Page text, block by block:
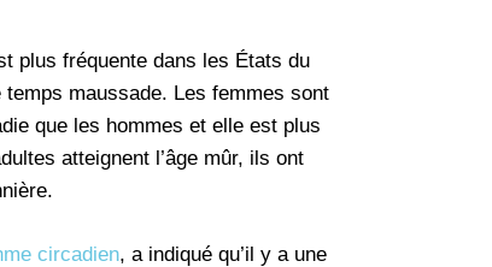
plus fréquente dans les États du
maussade. Les femmes sont
que les hommes et elle est plus
atteignent l’âge mûr, ils ont
circadien, a indiqué qu’il y a une